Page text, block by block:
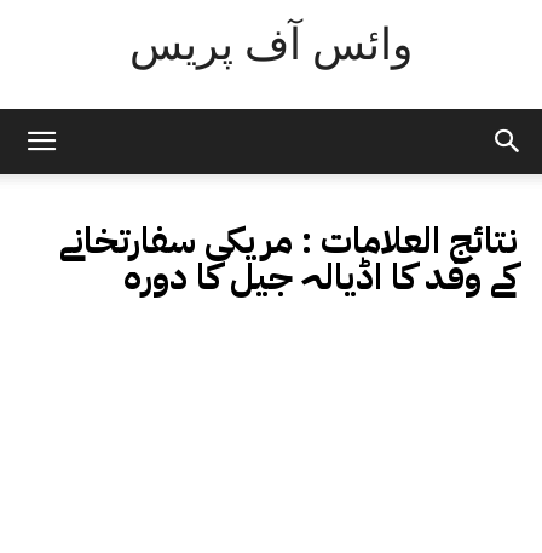
وائس آف پریس
نتائج العلامات : مریکی سفارتخانے
کے وفد کا اڈیالہ جیل کا دورہ